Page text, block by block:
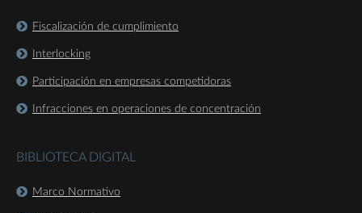
Fiscalización de cumplimiento
Interlocking
Participación en empresas competidoras
Infracciones en operaciones de concentración
BIBLIOTECA DIGITAL
Marco Normativo